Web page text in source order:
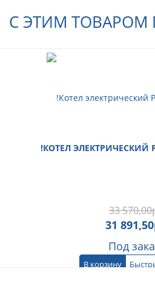
С ЭТИМ
!КОТЕЛ ЭЛЕКТРИЧЕСКИЙ
33 570,00
31 891,50
Под
В корзину